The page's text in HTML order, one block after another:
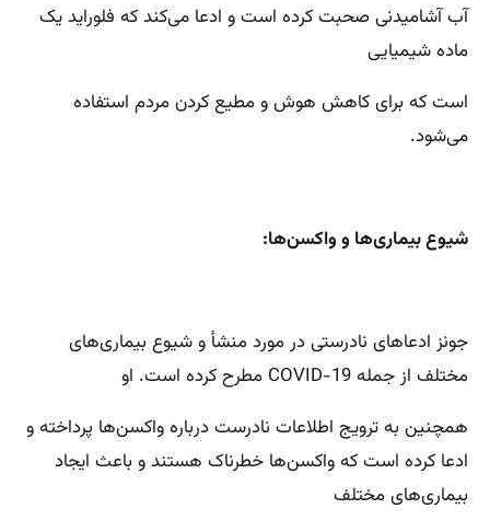
آب آشامیدنی صحبت کرده است و ادعا می‌کند که فلوراید یک
ماده شیمیایی
است که برای کاهش هوش و مطیع کردن مردم استفاده
می‌شود.
شیوع بیماری‌ها و واکسن‌ها:
جونز ادعاهای نادرستی در مورد منشأ و شیوع بیماری‌های
مختلف از جمله COVID-19 مطرح کرده است. او
همچنین به ترویج اطلاعات نادرست درباره واکسن‌ها پرداخته و
ادعا کرده است که واکسن‌ها خطرناک هستند و باعث ایجاد
بیماری‌های مختلف